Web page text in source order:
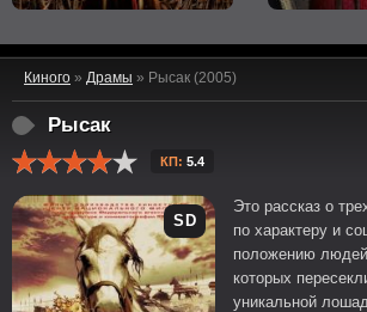
Киного » Драмы » Рысак (2005)
Рысак
КП: 5.4
SD
Это рассказ о
по характеру и
положению
которых
уникальной